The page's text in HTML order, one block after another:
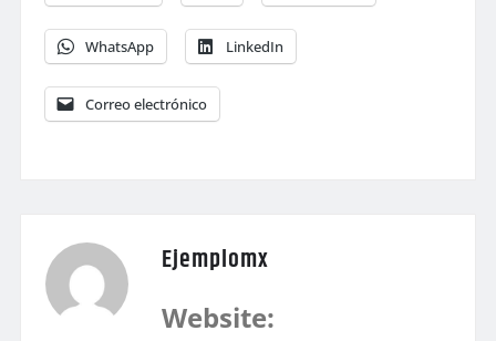
WhatsApp LinkedIn
Correo electrónico
Ejemplomx
Website: